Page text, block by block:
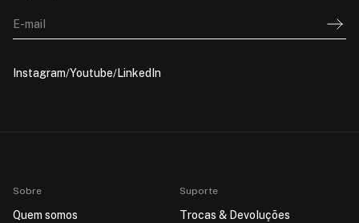
E-mail
Instagram Youtube LinkedIn
Sobre
Quem somos
Suporte
Trocas & Devoluções